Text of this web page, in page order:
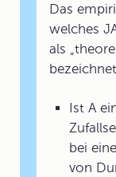
Das
welches
als
Ist A
bei
von